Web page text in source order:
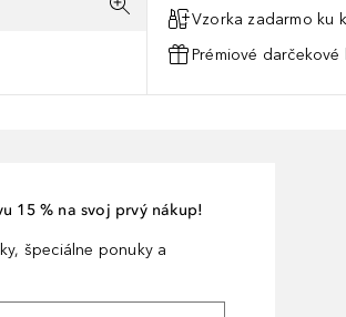
Vzorka zadarmo ku
Prémiové
15 % na svoj prvý nákup!
špeciálne ponuky a